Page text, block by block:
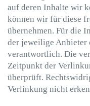
auf deren Inhalte wir
können wir für diese
übernehmen. Für die
der jeweilige Anbieter
verantwortlich. Die
Zeitpunkt der
überprüft.
Verlinkung nicht